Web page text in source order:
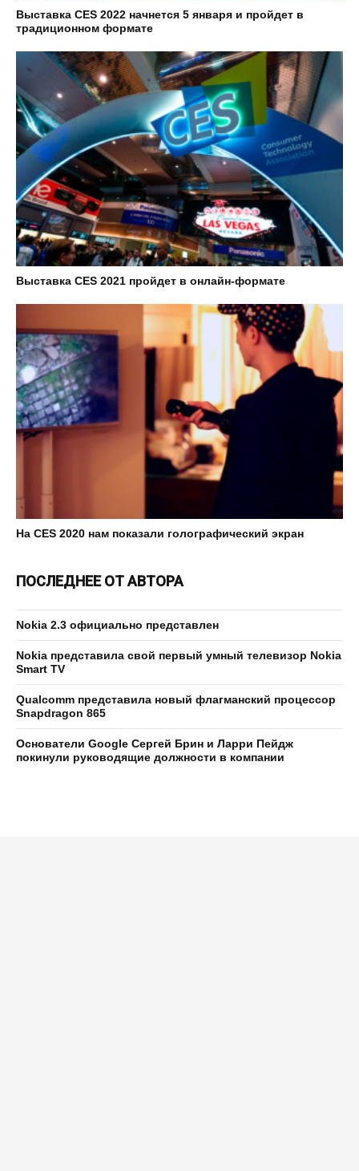
Выставка CES 2022 начнется 5 января и пройдет в
традиционном формате
Выставка CES 2021 пройдет в онлайн-формате
На CES 2020 нам показали голографический экран
ПОСЛЕДНЕЕ ОТ АВТОРА
Nokia 2.3 официально представлен
Nokia представила свой первый умный телевизор Nokia
Smart TV
Qualcomm представила новый флагманский процессор
Snapdragon 865
Основатели Google Сергей Брин и Ларри Пейдж
покинули руководящие должности в компании